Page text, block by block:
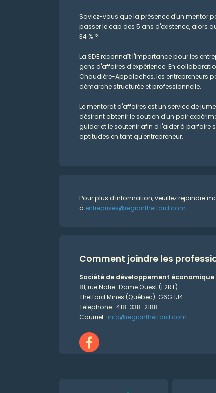
Saviez-vous que la présence d'un mentor
passer le cap des 5 ans d'existence, alors
34 % ?
La SDE reconnaît l'importance pour les
gens d'affaires d'expérience. En
Chaudière-Appalaches, les entrepreneurs
démarche structurée et professionnelle.
Le mentorat d'affaires est un service de
désirant obtenir le soutien d'un pair
guider et le soutenir afin d l'aider à parfaire
aptitudes en tant qu'entrepreneur.
Pour plus d'information, veuillez rejoindre
à entreprises@regionthetford.com.
Comment joindre les
Société de développement économique
81, rue Notre-Dame Ouest (E2RT)
Thetford Mines (Québec) G6G 1J4
Téléphone : 418-338-2188
Courriel : info@regionthetford.com